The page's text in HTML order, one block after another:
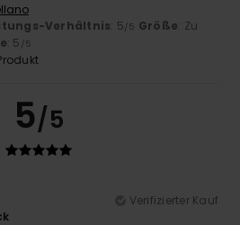
Verhältnis: 5 /5 Größe: Zu
: 5 /5
5/5
Verifizierter Kauf